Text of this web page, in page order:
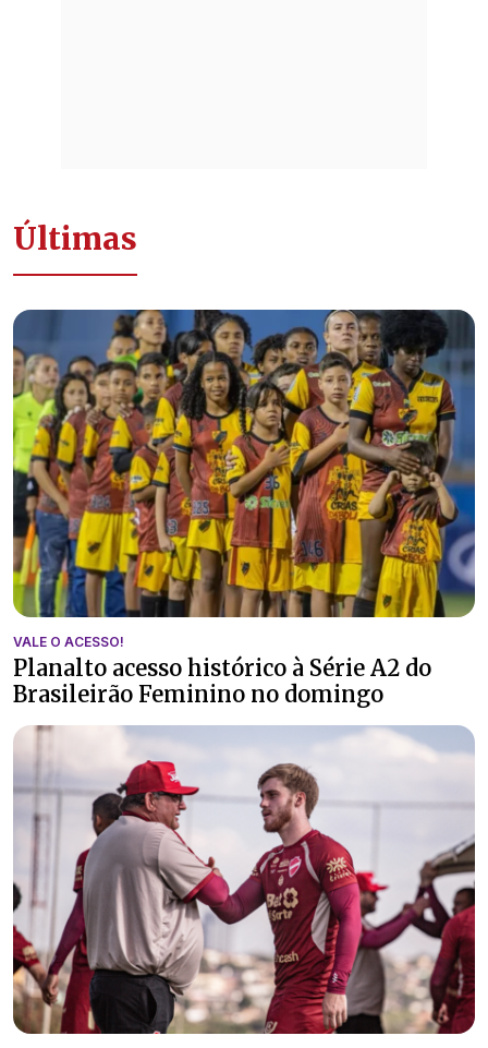
Últimas
VALE O ACESSO!
Planalto acesso histórico à Série A2 do
Brasileirão Feminino no domingo